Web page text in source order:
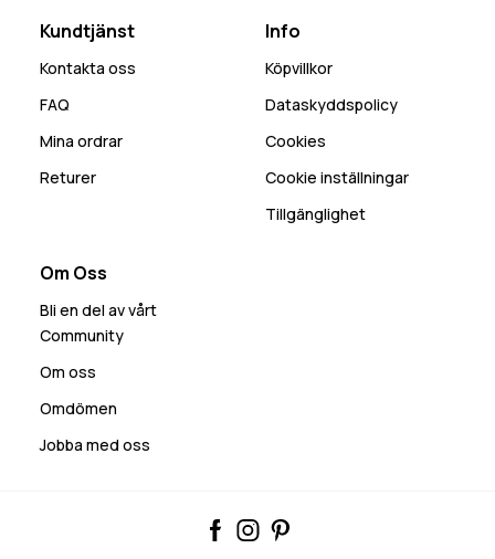
Kundtjänst
Kontakta oss
FAQ
Mina ordrar
Returer
Info
Köpvillkor
Dataskyddspolicy
Cookies
Cookie inställningar
Tillgänglighet
Om Oss
Bli en del av vårt
Community
Om oss
Omdömen
Jobba med oss